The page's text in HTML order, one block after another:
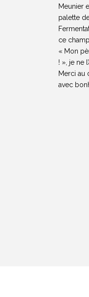
Meunier
palette
ce
« Mon
! », je ne
Merci au
avec